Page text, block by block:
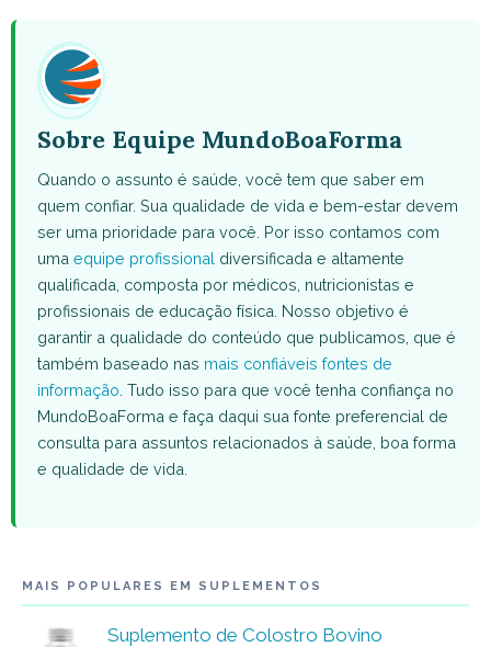
Sobre Equipe MundoBoaForma
Quando o assunto é saúde, você tem que saber em
quem confiar. Sua qualidade de vida e bem-estar devem
ser uma prioridade para você. Por isso contamos com
uma equipe profissional diversificada e altamente
qualificada, composta por médicos, nutricionistas e
profissionais de educação física. Nosso objetivo é
garantir a qualidade do conteúdo que publicamos, que é
também baseado nas mais confiáveis fontes de
informação . Tudo isso para que você tenha confiança no
MundoBoaForma e faça daqui sua fonte preferencial de
consulta para assuntos relacionados à saúde, boa forma
e qualidade de vida.
MAIS POPULARES EM SUPLEMENTOS
Suplemento de Colostro Bovino